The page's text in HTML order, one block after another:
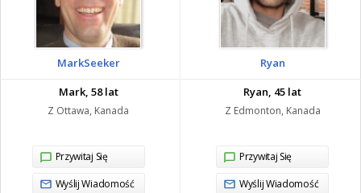
MarkSeeker
Mark, 58 lat
Z Ottawa, Kanada
Przywitaj Się
Wyślij Wiadomość
Ryan
Ryan, 45 lat
Z Edmonton, Kanada
Przywitaj Się
Wyślij Wiadomość